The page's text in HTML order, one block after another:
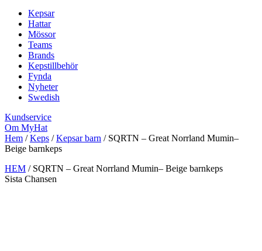
Kepsar
Hattar
Mössor
Teams
Brands
Kepstillbehör
Fynda
Nyheter
Swedish
Kundservice
Om MyHat
Hem / Keps / Kepsar barn / SQRTN – Great Norrland Mumin–
Beige barnkeps
HEM / SQRTN – Great Norrland Mumin– Beige barnkeps
Sista Chansen